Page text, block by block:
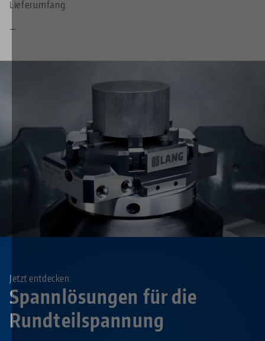
Lieferumfang:
—
Spannlösungen für die
Rundteilspannung
Jetzt entdecken: